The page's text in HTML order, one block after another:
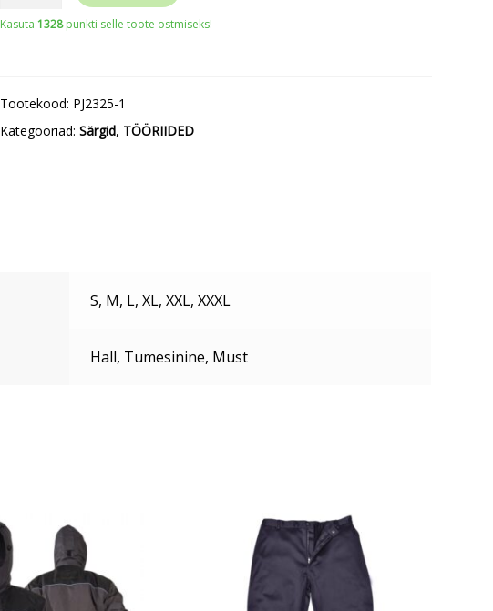
Kasuta1328punkti selle toote ostmiseks!
Tootekood: PJ2325-1
Kategooriad:Särgid, TÖÖRIIDED
S, M, L, XL, XXL, XXXL
Hall, Tumesinine, Must